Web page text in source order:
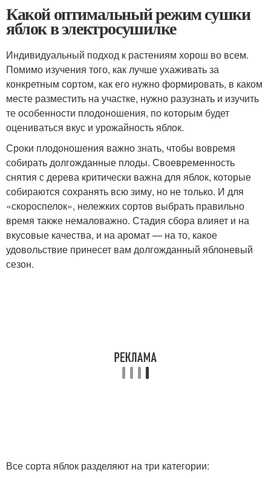
Какой оптимальный режим сушки
яблок в электросушилке
Индивидуальный подход к растениям хорош во всем.
Помимо изучения того, как лучше ухаживать за
конкретным сортом, как его нужно формировать, в каком
месте разместить на участке, нужно разузнать и изучить
те особенности плодоношения, по которым будет
оцениваться вкус и урожайность яблок.
Сроки плодоношения важно знать, чтобы вовремя
собирать долгожданные плоды. Своевременность
снятия с дерева критически важна для яблок, которые
собираются сохранять всю зиму, но не только. И для
«скороспелок», нележких сортов выбрать правильно
время также немаловажно. Стадия сбора влияет и на
вкусовые качества, и на аромат — на то, какое
удовольствие принесет вам долгожданный яблоневый
сезон.
Все сорта яблок разделяют на три категории: